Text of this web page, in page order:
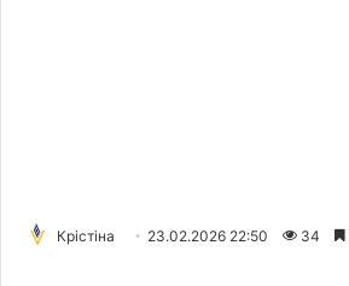
Крістіна 23.02.2026 22:50 34